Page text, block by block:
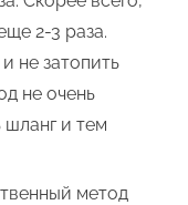
2-3 раза.
не затопить
не очень
шланг и тем
метод